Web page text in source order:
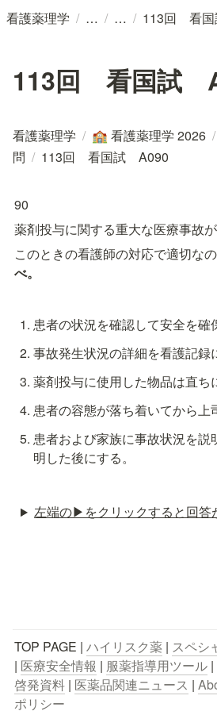
看護薬理学 / / / 113回 看
113回 看国試
看護薬理学 / 🏫 看護薬理学 2026 /
問 / 113回 看国試 A090
90
薬剤投与に関する重大な医療事故が
このときの看護師の対応で適切なの
患者の状況を確認して安全を確
事故発生状況の詳細を看護記録
薬剤投与に使用した物品は直ち
患者の容態が落ち着いてから上
患者および家族に事故状況を説
明した後にする。
左端の▶︎をクリックすると回答
TOP PAGE | ハイリスク薬 | スペシ
| 医療安全情報 | 服薬指導用ツール |
啓発資料 | 医薬品関連ニュース |
ポリシー